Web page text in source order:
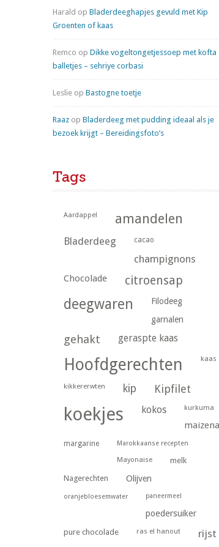
Harald op Bladerdeeghapjes gevuld met Kip
Groenten of kaas
Remco op Dikke vogeltongetjessoep met kofta
balletjes – sehriye corbasi
Leslie op Bastogne toetje
Raaz op Bladerdeeg met pudding ideaal als je
bezoek krijgt – Bereidingsfoto’s
Tags
Aardappel amandelen
Bladerdeeg cacao
champignons
Chocolade citroensap
deegwaren
Filodeeg
garnalen
gehakt geraspte kaas
Hoofdgerechten kaas
kikkererwten kip Kipfilet
koekjes kokos kurkuma
maizena
margarine Marokkaanse recepten
Mayonaise
melk
Nagerechten
Olijven
oranjebloesemwater paneermeel
poedersuiker
pure chocolade ras el hanout rijst